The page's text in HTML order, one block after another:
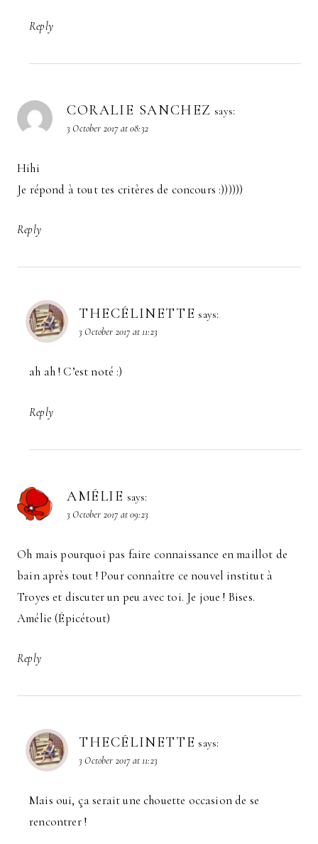
Reply
CORALIE SANCHEZ says:
3 October 2017 at 08:32
Hihi
Je répond à tout tes critères de concours :))))))
Reply
THECÉLINETTE says:
3 October 2017 at 11:23
ah ah ! C’est noté :)
Reply
AMÉLIE says:
3 October 2017 at 09:23
Oh mais pourquoi pas faire connaissance en maillot de
bain après tout ! Pour connaître ce nouvel institut à
Troyes et discuter un peu avec toi. Je joue ! Bises.
Amélie (Épicétout)
Reply
THECÉLINETTE says:
3 October 2017 at 11:23
Mais oui, ça serait une chouette occasion de se
rencontrer !